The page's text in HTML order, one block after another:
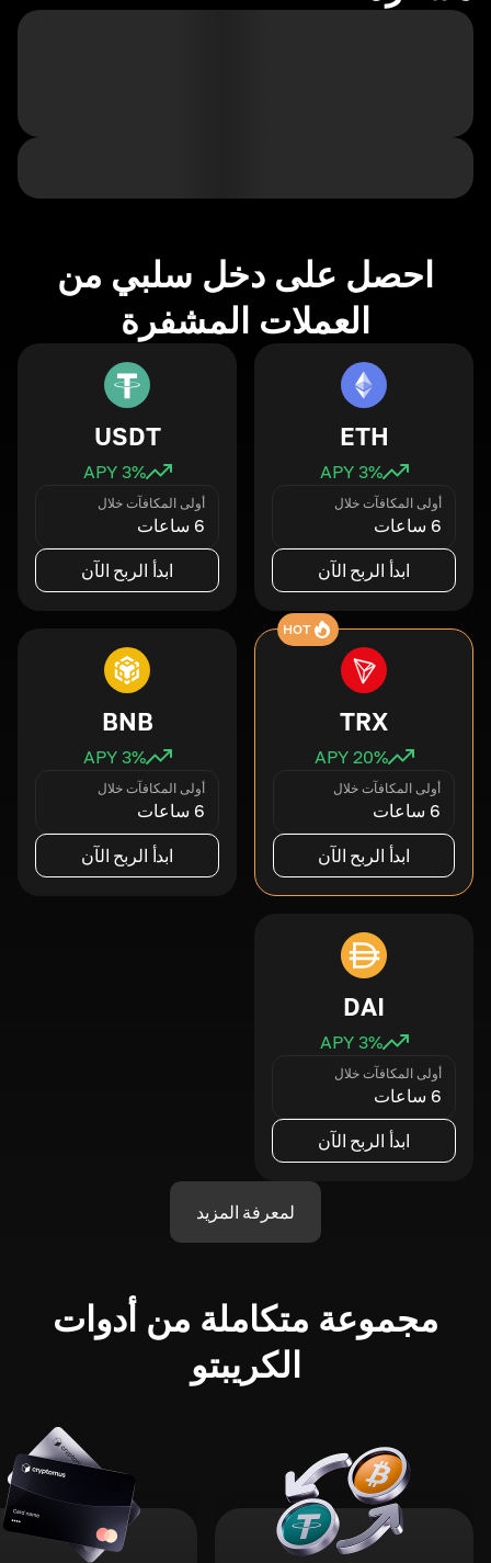
احصل على دخل سلبي من
العملات المشفرة
ETH
3% APY
أولى المكافآت خلال
6 ساعات
ابدأ الربح الآن
USDT
3% APY
أولى المكافآت خلال
6 ساعات
ابدأ الربح الآن
HOT
TRX
20% APY
أولى المكافآت خلال
6 ساعات
ابدأ الربح الآن
BNB
3% APY
أولى المكافآت خلال
6 ساعات
ابدأ الربح الآن
DAI
3% APY
أولى المكافآت خلال
6 ساعات
ابدأ الربح الآن
لمعرفة المزيد
مجموعة متكاملة من أدوات
الكريبتو